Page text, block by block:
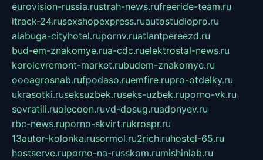
eurovision-russia.rustrah-news.rufreeride-team.ru
itrack-24.rusexshopexpress.ruautostudiopro.ru
alabuga-cityhotel.rupornv.ruatlantpereezd.ru
bud-em-znakomye.rua-cdc.ruelektrostal-news.ru
korolevremont-market.rubudem-znakomye.ru
oooagrosnab.rufpodaso.ruemfire.rupro-otdelky.ru
ukrasotki.ruseksuzbek.ruseks-uzbek.ruporno-vk.ru
sovratili.ruolecoon.ruvd-dosug.ruadonyev.ru
rbc-news.ruporno-skvirt.rukrospr.ru
13autor-kolonka.rusormol.ru2rich.ruhostel-65.ru
hostserve.ruporno-na-russkom.rumishinlab.ru